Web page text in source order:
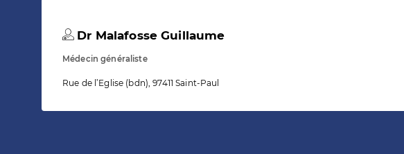
Dr Malafosse Guillaume
Médecin généraliste
Rue de l’Eglise (bdn), 97411 Saint-Paul